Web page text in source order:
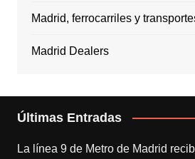
Madrid, ferrocarriles y
Madrid Dealers
Últimas Entradas
La línea 9 de Metro de Madrid